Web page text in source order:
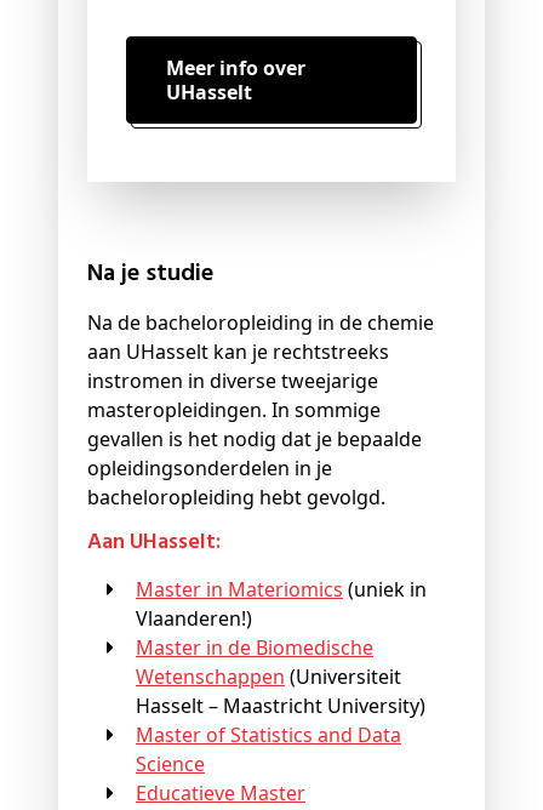
Meer info over
UHasselt
Na je studie
Na de bacheloropleiding in de chemie
aan UHasselt kan je rechtstreeks
instromen in diverse tweejarige
masteropleidingen. In sommige
gevallen is het nodig dat je bepaalde
opleidingsonderdelen in je
bacheloropleiding hebt gevolgd.
Aan UHasselt:
Master in Materiomics (uniek in
Vlaanderen!)
Master in de Biomedische
Wetenschappen (Universiteit
Hasselt – Maastricht University)
Master of Statistics and Data
Science
Educatieve Master